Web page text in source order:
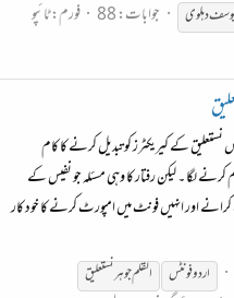
دہلوی جوابات: 88 فورم:ٹائپو
کے کیریکٹرز کو تبدیل کرنے کا کام
کرنے لگا ۔ لیکن رفتار کا وہی مسئلہ جو نفیس کے
اور انہیں فونٹ میں امپورٹ کرنے کا خود کار
اردو فونٹس القلم جوہرنستعلیق